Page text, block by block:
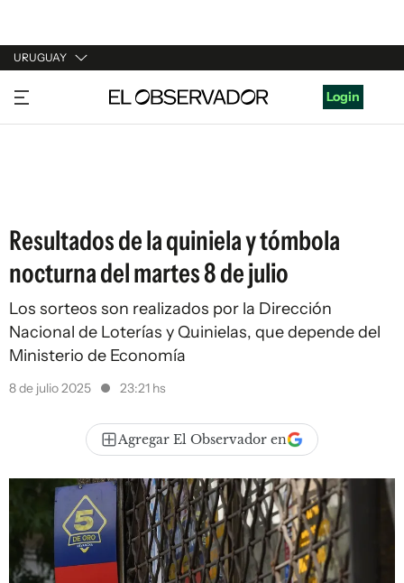
URUGUAY
URUGUAY
ARGENTINA
Login
Resultados de la quiniela y tómbola
nocturna del martes 8 de julio
Los sorteos son realizados por la Dirección
Nacional de Loterías y Quinielas, que depende del
Ministerio de Economía
8 de julio 2025 23:21 hs
Agregar El Observador en